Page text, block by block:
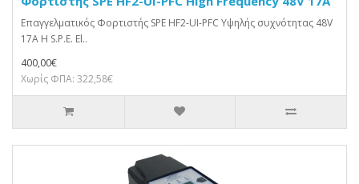
Επαγγελματικός Φορτιστής SPE HF2-UI-PFC Υψηλής συχνότητας 48V
17A Η S.P.E. El..
400,00€
Χωρίς ΦΠΑ: 322,58€